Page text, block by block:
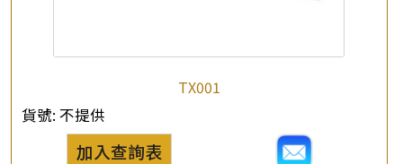
*聯絡電話
查詢以下產品
TX001
貨號: 不提供
加入查詢表